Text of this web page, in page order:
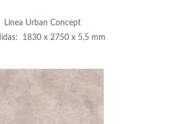
Línea Urban Concept
1830 x 2750 x 5,5 mm